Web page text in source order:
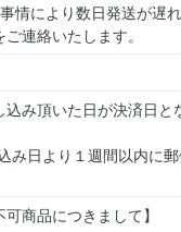
により数日発送が遅れ
連絡いたします。
み頂いた日が決済日と
み日より１週間以内に
商品につきまして】